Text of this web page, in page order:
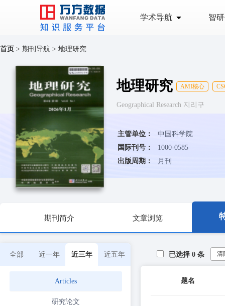
学术导航 智
首页 > 期刊导航 > 地理研究
地理研究 AMI核心
Geographical Research 지리구
主管单位：
中国科学院
国际刊号：
1000-0585
出版周期：
月刊
期刊简介 文章浏览
全部 近一年 近三年 近五年
Articles
研究论文
已选择 0 条 清
题名